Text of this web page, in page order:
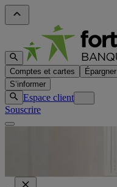
Comptes et cartes Épargner
S’informer
Espace client
Souscrire